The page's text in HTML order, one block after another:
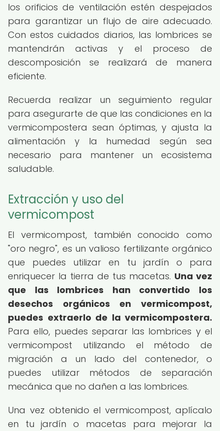
los orificios de ventilación estén despejados
para garantizar un flujo de aire adecuado.
Con estos cuidados diarios, las lombrices se
mantendrán activas y el proceso de
descomposición se realizará de manera
eficiente.
Recuerda realizar un seguimiento regular
para asegurarte de que las condiciones en la
vermicompostera sean óptimas, y ajusta la
alimentación y la humedad según sea
necesario para mantener un ecosistema
saludable.
Extracción y uso del
vermicompost
El vermicompost, también conocido como
"oro negro", es un valioso fertilizante orgánico
que puedes utilizar en tu jardín o para
enriquecer la tierra de tus macetas. Una vez
que las lombrices han convertido los
desechos orgánicos en vermicompost,
puedes extraerlo de la vermicompostera.
Para ello, puedes separar las lombrices y el
vermicompost utilizando el método de
migración a un lado del contenedor, o
puedes utilizar métodos de separación
mecánica que no dañen a las lombrices.
Una vez obtenido el vermicompost, aplícalo
en tu jardín o macetas para mejorar la